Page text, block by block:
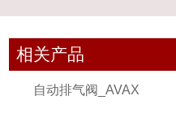
相关产品
自动排气阀_AVAX